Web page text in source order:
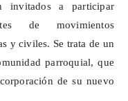
invitados a participar
de movimientos
y civiles. Se trata de un
parroquial, que
de su nuevo